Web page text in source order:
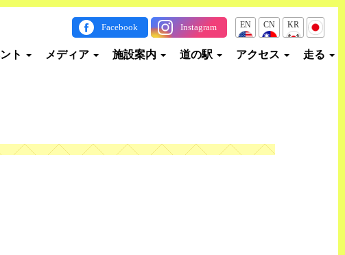
Facebook Instagram EN CN KR JP
ト メディア 施設案内 道の駅 アクセス 走る